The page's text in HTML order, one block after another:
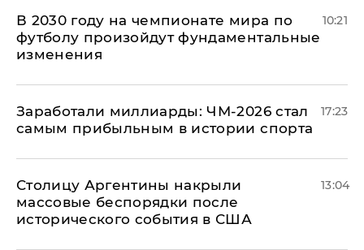
В 2030 году на чемпионате мира по
футболу произойдут фундаментальные
изменения
10:21
Заработали миллиарды: ЧМ-2026 стал
самым прибыльным в истории спорта
17:23
Столицу Аргентины накрыли
массовые беспорядки после
исторического события в США
13:04